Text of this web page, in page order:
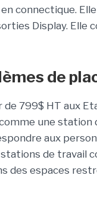
connectique.
Display. Elle
de
799$ HT aux
comme une
aux
de travail
des espaces